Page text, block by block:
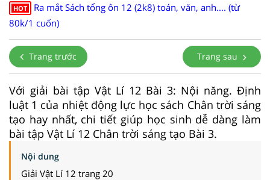
HOT
Ra mắt Sách tổng ôn 12 (2k8) toán, văn, anh.... (từ
80k/1 cuốn)
Trang trước Trang sau
Với giải bài tập Vật Lí 12 Bài 3: Nội năng. Định
luật 1 của nhiệt động lực học sách Chân trời sáng
tạo hay nhất, chi tiết giúp học sinh dễ dàng làm
bài tập Vật Lí 12 Chân trời sáng tạo Bài 3.
Nội dung
Giải Vật Lí 12 trang 20